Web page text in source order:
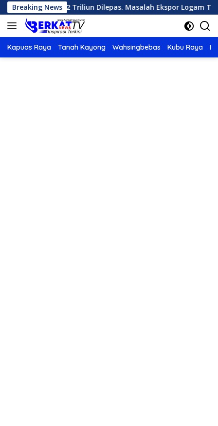
Langsung
ke
konten
Breaking News
Rp2,2 Triliun Dilepas. Masalah Ekspor Logam Tanah Jarang
Kapuas Raya Tanah Kayong Wahsingbebas Kubu Raya